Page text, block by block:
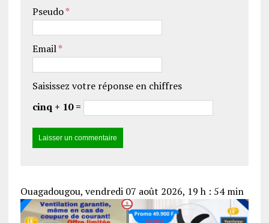
Pseudo*
Email*
Saisissez votre réponse en chiffres
cinq + 10 =
Ouagadougou, vendredi 07 août 2026, 19 h : 54 min